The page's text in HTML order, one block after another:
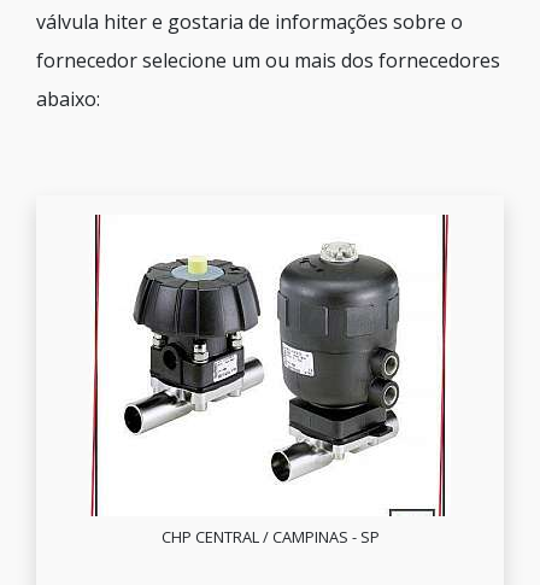
válvula hiter e gostaria de informações sobre o
fornecedor selecione um ou mais dos fornecedores
abaixo:
CHP CENTRAL / CAMPINAS - SP